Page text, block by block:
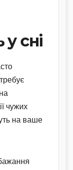
у сні
чужих
на ваше